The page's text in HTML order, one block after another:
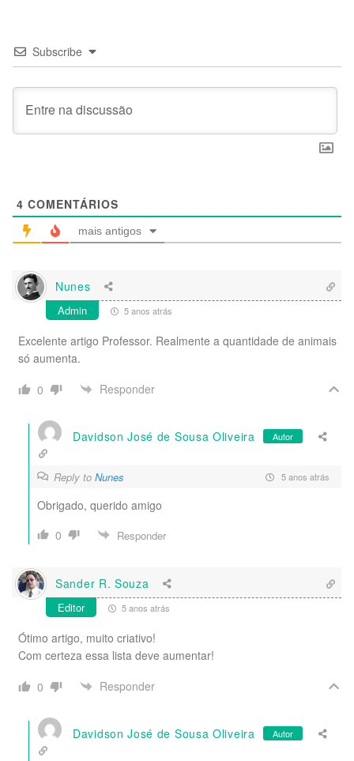
Subscribe
4 COMENTÁRIOS
mais antigos
Nunes
Admin 5 anos atrás
Excelente artigo Professor. Realmente a quantidade de animais
só aumenta.
0
Responder
Davidson José de Sousa Oliveira Autor
Reply to Nunes 5 anos atrás
Obrigado, querido amigo
0
Responder
Sander R. Souza
Editor 5 anos atrás
Ótimo artigo, muito criativo!
Com certeza essa lista deve aumentar!
0
Responder
Davidson José de Sousa Oliveira Autor